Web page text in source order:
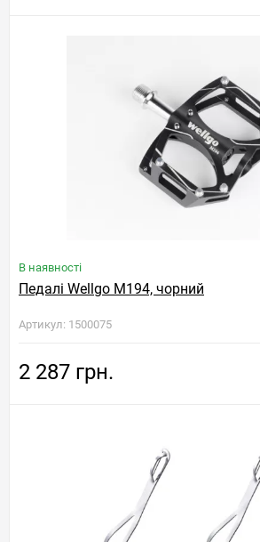
В наявності
Педалі Wellgo M194, чорний
Артикул: 1500075
2 287 грн.